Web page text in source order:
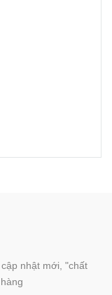
nhật mới, "chất